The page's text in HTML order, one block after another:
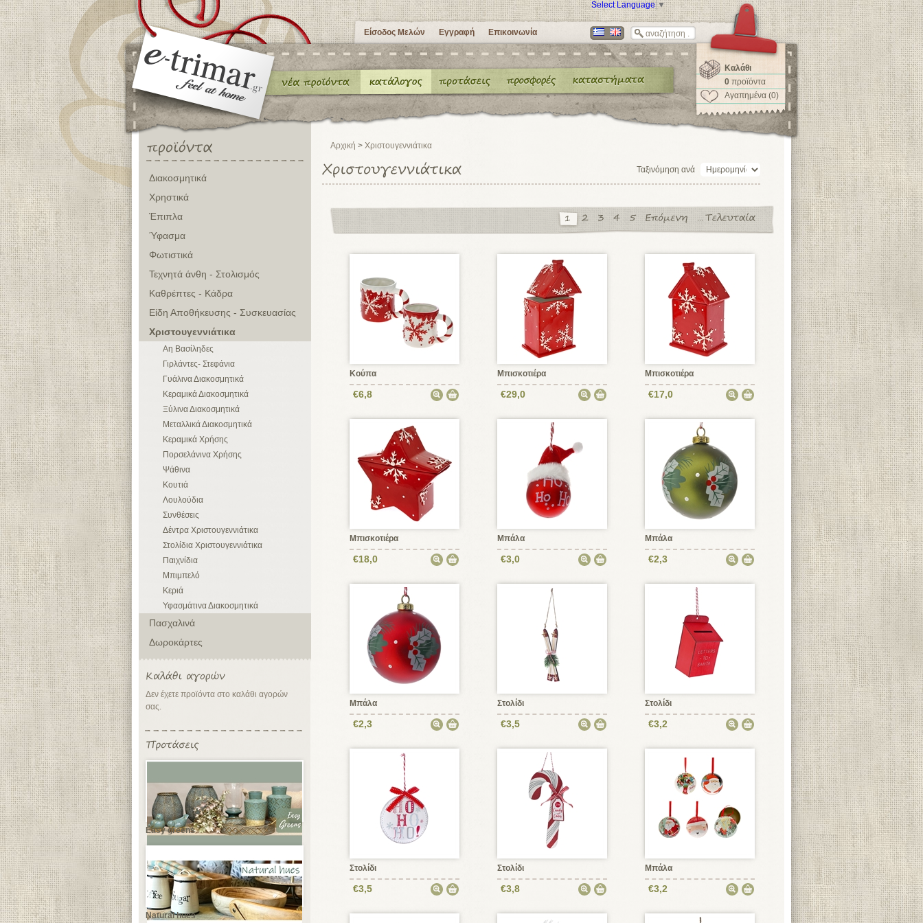
Select Language ▼
Είσοδος Μελών Εγγραφή Επικοινωνία
Καλάθι
0 προϊόντα
Αγαπημένα (0)
Διακοσμητικά
Χρηστικά
Έπιπλα
Ύφασμα
Φωτιστικά
Τεχνητά άνθη - Στολισμός
Καθρέπτες - Κάδρα
Είδη Αποθήκευσης - Συσκευασίας
Χριστουγεννιάτικα
Αη Βασίληδες
Γιρλάντες- Στεφάνια
Γυάλινα Διακοσμητικά
Κεραμικά Διακοσμητικά
Ξύλινα Διακοσμητικά
Μεταλλικά Διακοσμητικά
Κεραμικά Χρήσης
Πορσελάνινα Χρήσης
Ψάθινα
Κουτιά
Λουλούδια
Συνθέσεις
Δέντρα Χριστουγεννιάτικα
Στολίδια Χριστουγεννιάτικα
Παιχνίδια
Μπιμπελό
Κεριά
Υφασμάτινα Διακοσμητικά
Πασχαλινά
Δωροκάρτες
Δεν έχετε προϊόντα στο καλάθι αγορών
σας.
Easy greens
Natural hues
Αρχική > Χριστουγεννιάτικα
Ταξινόμηση ανά
...
Κούπα
€6,8
Μπισκοτιέρα
€29,0
Μπισκοτιέρα
€17,0
Μπισκοτιέρα
€18,0
Μπάλα
€3,0
Μπάλα
€2,3
Μπάλα
€2,3
Στολίδι
€3,5
Στολίδι
€3,2
Στολίδι
€3,5
Στολίδι
€3,8
Μπάλα
€3,2